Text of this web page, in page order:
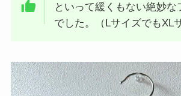
といって緩くもない絶妙な
でした。（LサイズでもXL